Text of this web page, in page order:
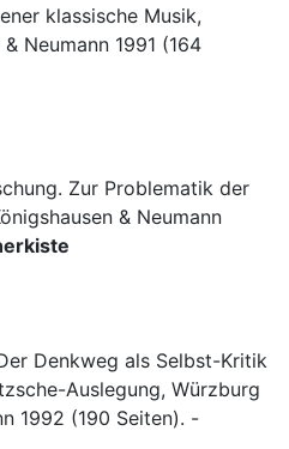
klassische Musik,
Neumann 1991 (164
Zur Problematik der
& Neumann
Denkweg als Selbst-Kritik
Auslegung, Würzburg
1992 (190 Seiten). -